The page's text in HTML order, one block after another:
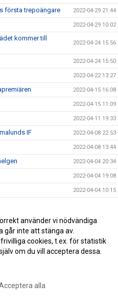
första trepoängare 2022-04-29 21:44
2022-04-29 10:02
kommer till
2022-04-24 15:56
2022-04-24 15:50
2022-04-22 13:27
2022-04-15 16:08
2022-04-15 11:09
2022-04-11 19:33
IF 2022-04-08 22:53
2022-04-08 13:44
2022-04-04 20:34
2022-04-04 19:08
2022-04-04 10:15
2022-03-24 16:48
2022-03-24 12:27
2022-03-15 08:41
använder vi nödvändiga
går inte att stänga av.
cookies, t.ex. för statistik
om du vill acceptera dessa.
alla